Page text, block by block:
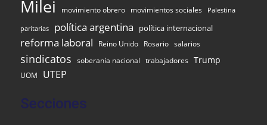
Milei movimiento obrero movimientos sociales Palestina
paritarias política argentina política internacional
reforma laboral Reino Unido Rosario salarios
sindicatos soberanía nacional trabajadores Trump
UOM UTEP
Secciones